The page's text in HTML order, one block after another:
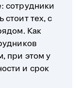
сотрудники
тех, с
Как
при этом у
и срок